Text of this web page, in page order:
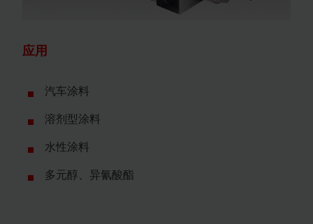
应用
汽车涂料
溶剂型涂料
水性涂料
多元醇、异氰酸酯